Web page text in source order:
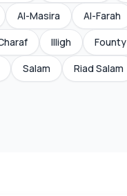
Al-Masira Al-Farah
Illigh Founty
Salam Riad Salam